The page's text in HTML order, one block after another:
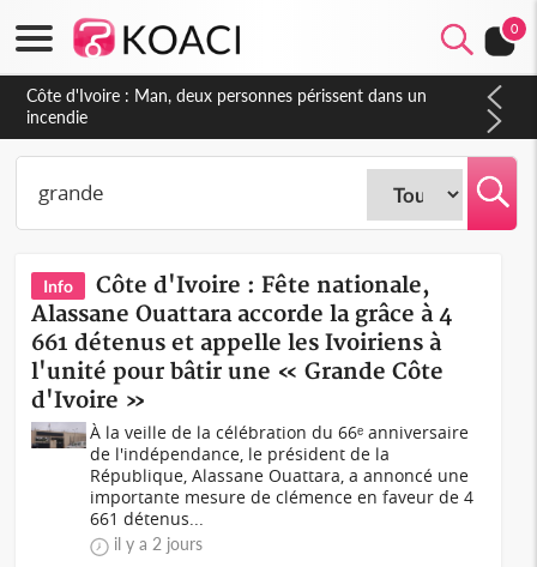
0
Côte d'Ivoire : Séileu, la célébration de la fête nationale
transformée en vaste campagne contre les produits
dépigmentants dangereux
Info
Côte d'Ivoire : Fête nationale,
Alassane Ouattara accorde la grâce à 4
661 détenus et appelle les Ivoiriens à
l'unité pour bâtir une « Grande Côte
d'Ivoire »
À la veille de la célébration du 66ᵉ anniversaire
de l'indépendance, le président de la
République, Alassane Ouattara, a annoncé une
importante mesure de clémence en faveur de 4
661 détenus...
il y a 2 jours